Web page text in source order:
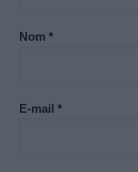
Nom *
E-mail *